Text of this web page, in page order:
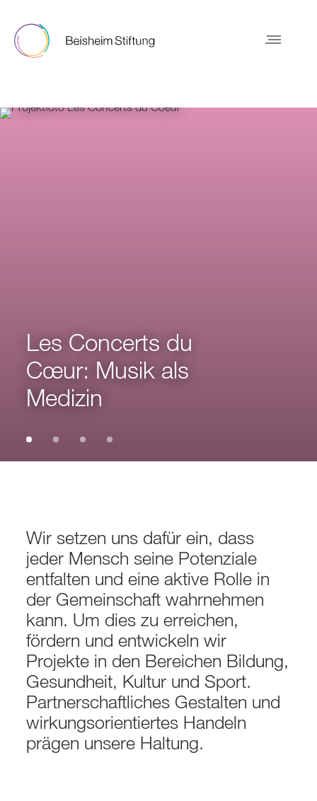
Les Concerts du
Cœur: Musik als
Medizin
Wir setzen uns dafür ein, dass
jeder Mensch seine Potenziale
entfalten und eine aktive Rolle in
der Gemeinschaft wahrnehmen
kann. Um dies zu erreichen,
fördern und entwickeln wir
Projekte in den Bereichen Bildung,
Gesundheit, Kultur und Sport.
Partnerschaftliches Gestalten und
wirkungsorientiertes Handeln
prägen unsere Haltung.